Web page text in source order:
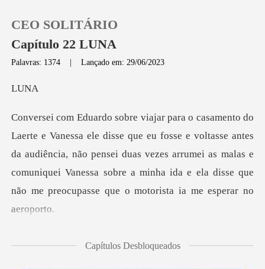
Loja
Histórico
Sair
CEO SOLITÁRIO
Capítulo 22 LUNA
Palavras: 1374 |Lançado em: 29/06/2023
U
e voltasse antes
da audiência, não pensei duas vezes arrumei as malas e
comuniquei Vanessa so
Capítulos Desbloqueados